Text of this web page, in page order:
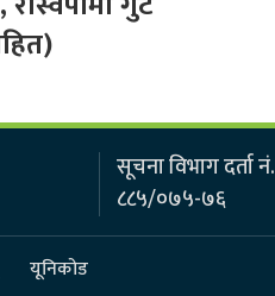
सूचना विभाग दर्ता नं.
८८५/०७५-७६
यूनिकोड